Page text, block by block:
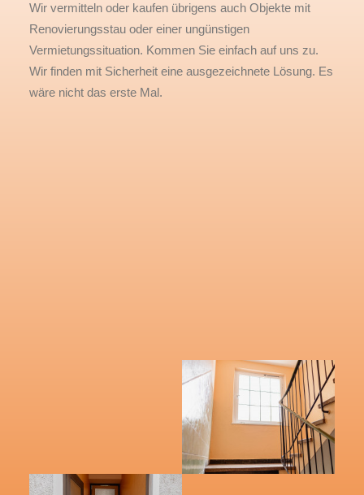
Wir vermitteln oder kaufen übrigens auch Objekte mit
Renovierungsstau oder einer ungünstigen
Vermietungssituation. Kommen Sie einfach auf uns zu.
Wir finden mit Sicherheit eine ausgezeichnete Lösung. Es
wäre nicht das erste Mal.